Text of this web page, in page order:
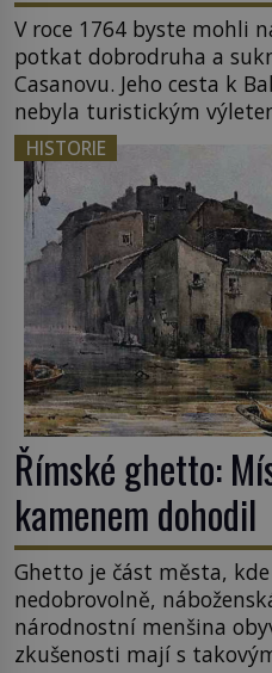
V roce 1764 byste mohli
potkat dobrodruha a
Casanovu. Jeho cesta k
nebyla turistickým
cestou se zištnými
sledoval, když se
lotyšské Rigy?
tamní zednářské lóže.
nováčkem, protože do
HISTORIE
Římské ghetto:
kamenem dohodil
Ghetto je část města,
nedobrovolně,
národnostní menšina
zkušenosti mají s